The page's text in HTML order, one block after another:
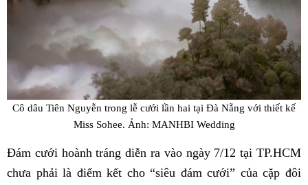
Cô dâu Tiên Nguyễn trong lễ cưới lần hai tại Đà Nẵng với thiết kế
Miss Sohee. Ảnh: MANHBI Wedding
Đám cưới hoành tráng diễn ra vào ngày 7/12 tại TP.HCM
chưa phải là điểm kết cho “siêu đám cưới” của cặp đôi